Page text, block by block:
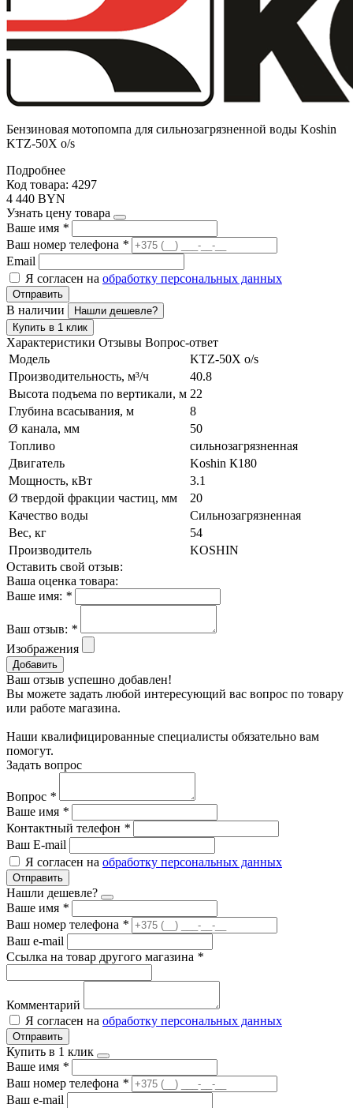
Бензиновая мотопомпа для сильнозагрязненной воды Koshin
KTZ-50X o/s
Подробнее
Код товара: 4297
4 440 BYN
Узнать цену товара
Ваше имя *
Ваш номер телефона *
Email
Я согласен на обработку персональных данных
Отправить
В наличии
Нашли дешевле?
Купить в 1 клик
Характеристики Отзывы Вопрос-ответ
Модель
KTZ-50X o/s
Производительность, м³/ч
40.8
Высота подъема по вертикали, м 22
Глубина всасывания, м
8
Ø канала, мм
50
Топливо
сильнозагрязненная
Двигатель
Koshin К180
Мощность, кВт
3.1
Ø твердой фракции частиц, мм
20
Качество воды
Сильнозагрязненная
Вес, кг
54
Производитель
KOSHIN
Оставить свой отзыв:
Ваша оценка товара:
Ваше имя: *
Ваш отзыв: *
Изображения
Добавить
Ваш отзыв успешно добавлен!
Вы можете задать любой интересующий вас вопрос по товару
или работе магазина.
Наши квалифицированные специалисты обязательно вам
помогут.
Задать вопрос
Вопрос *
Ваше имя *
Контактный телефон *
Ваш E-mail
Я согласен на обработку персональных данных
Отправить
Нашли дешевле?
Ваше имя *
Ваш номер телефона *
Ваш e-mail
Ссылка на товар другого магазина *
Комментарий
Я согласен на обработку персональных данных
Отправить
Купить в 1 клик
Ваше имя *
Ваш номер телефона *
Ваш e-mail